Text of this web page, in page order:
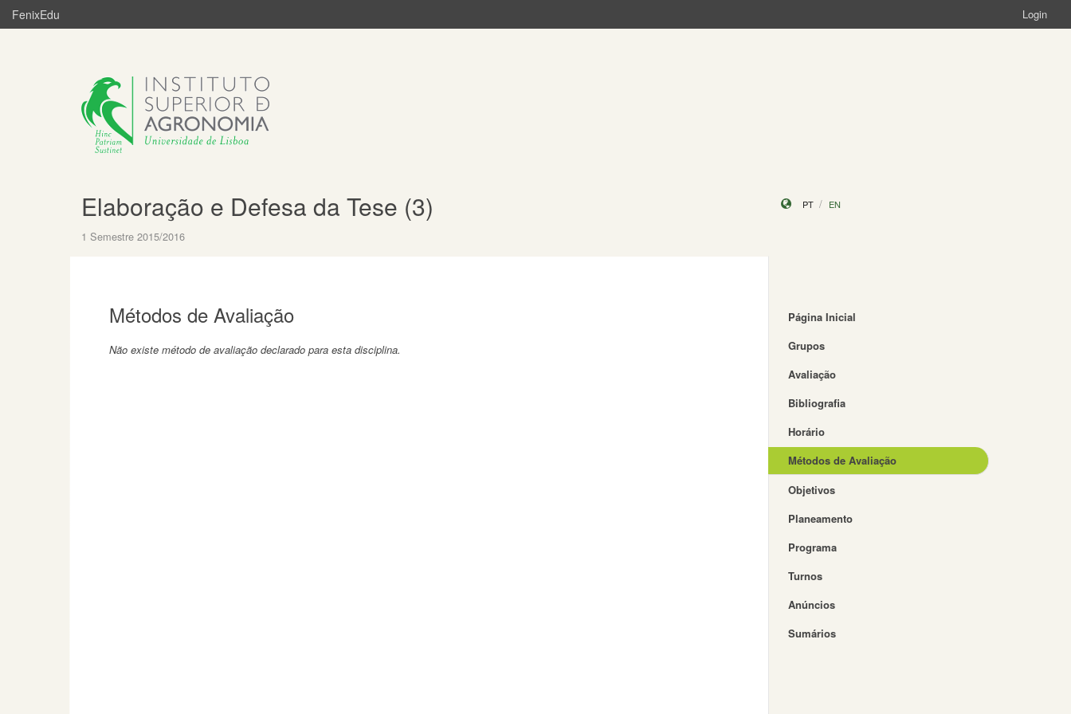
FenixEdu Login
Elaboração e Defesa da Tese (3)
1 Semestre 2015/2016
PT EN
Métodos de Avaliação
Não existe método de avaliação declarado para esta disciplina.
Página Inicial
Grupos
Avaliação
Bibliografia
Horário
Métodos de Avaliação
Objetivos
Planeamento
Programa
Turnos
Anúncios
Sumários